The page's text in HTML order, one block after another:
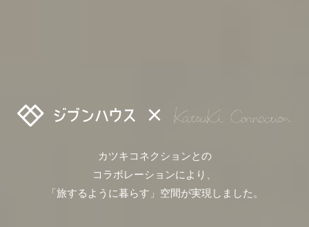
×
カツキコネクションとの
コラボレーションにより、
「旅するように暮らす」空間が実現しました。